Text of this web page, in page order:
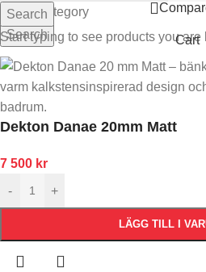
Select category
Search
Search
Start typing to see products you are
Cart
Dekton Danae 20mm Matt
7 500 kr
-
+
LÄGG TILL I